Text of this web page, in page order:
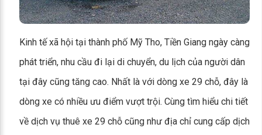
Kinh tế xã hội tại thành phố Mỹ Tho, Tiền Giang ngày càng
phát triển, nhu cầu đi lại di chuyển, du lịch của người dân
tại đây cũng tăng cao. Nhất là với dòng xe 29 chỗ, đây là
dòng xe có nhiều ưu điểm vượt trội. Cùng tìm hiểu chi tiết
về dịch vụ thuê xe 29 chỗ cũng như địa chỉ cung cấp dịch